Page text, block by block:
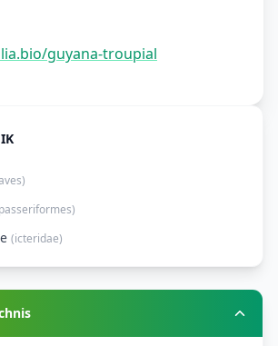
guyana-troupial
)
passeriformes)
(icteridae)